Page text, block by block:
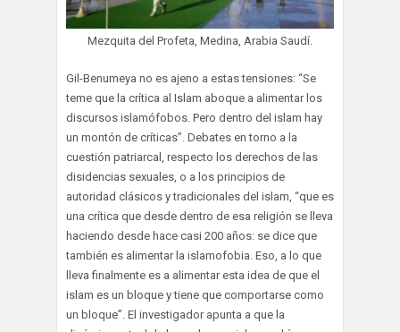
Mezquita del Profeta, Medina, Arabia Saudí.
Gil-Benumeya no es ajeno a estas tensiones: “Se
teme que la crítica al Islam aboque a alimentar los
discursos islamófobos. Pero dentro del islam hay
un montón de críticas”. Debates en torno a la
cuestión patriarcal, respecto los derechos de las
disidencias sexuales, o a los principios de
autoridad clásicos y tradicionales del islam, “que es
una crítica que desde dentro de esa religión se lleva
haciendo desde hace casi 200 años: se dice que
también es alimentar la islamofobia. Eso, a lo que
lleva finalmente es a alimentar esta idea de que el
islam es un bloque y tiene que comportarse como
un bloque”. El investigador apunta a que la